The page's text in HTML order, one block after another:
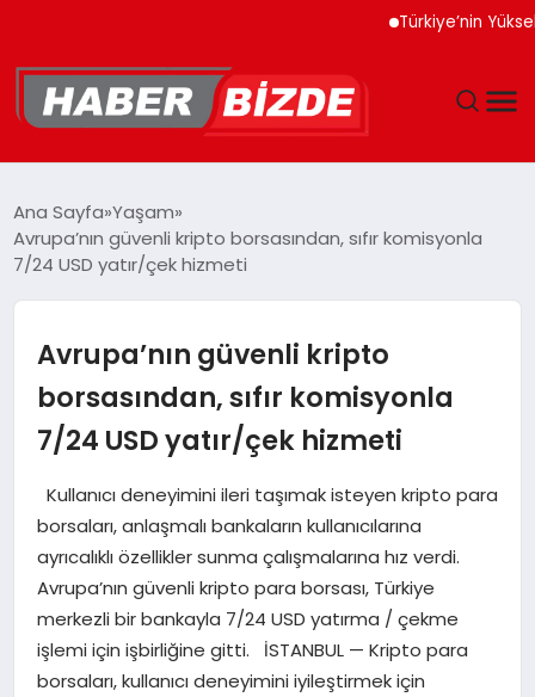
Türkiye’nin Yüksek
YAŞAM
MAGAZIN
SPOR
TEKNOLOJI
Ana Sayfa Yaşam
Avrupa’nın güvenli kripto borsasından, sıfır komisyonla
7/24 USD yatır/çek hizmeti
Avrupa’nın güvenli kripto
borsasından, sıfır komisyonla
7/24 USD yatır/çek hizmeti
Kullanıcı deneyimini ileri taşımak isteyen kripto para
borsaları, anlaşmalı bankaların kullanıcılarına
ayrıcalıklı özellikler sunma çalışmalarına hız verdi.
Avrupa’nın güvenli kripto para borsası, Türkiye
merkezli bir bankayla 7/24 USD yatırma / çekme
işlemi için işbirliğine gitti. İSTANBUL — Kripto para
borsaları, kullanıcı deneyimini iyileştirmek için